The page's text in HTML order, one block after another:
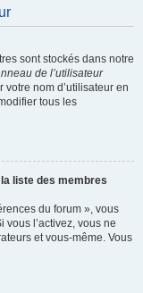
sont stockés dans notre
de l’utilisateur
nom d’utilisateur en
tous les
liste des membres
du forum », vous
vous l’activez, vous ne
et vous-même. Vous